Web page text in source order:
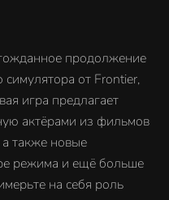
продолжение
симулятора от Frontier,
игра предлагает
актёрами из фильмов
также новые
режима и ещё больше
на себя роль